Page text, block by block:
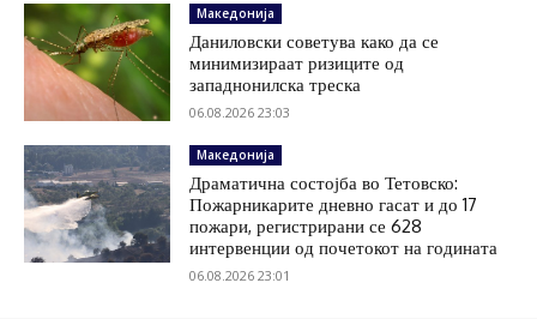
Македонија
Даниловски советува како да се
минимизираат ризиците од
западнонилска треска
06.08.2026 23:03
Македонија
Драматична состојба во Тетовско:
Пожарникарите дневно гасат и до 17
пожари, регистрирани се 628
интервенции од почетокот на годината
06.08.2026 23:01